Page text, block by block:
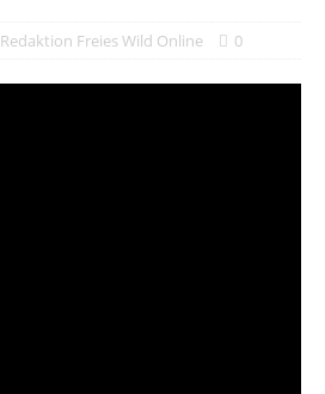
Redaktion Freies Wild Online 0